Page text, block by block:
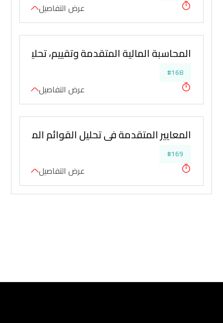
عرض التفاصيل
المحاسبة المالية المتقدمة وتقييم، تحليل
#168
عرض التفاصيل
المعايير المتقدمة في تحليل القوائم المالية
#169
عرض التفاصيل